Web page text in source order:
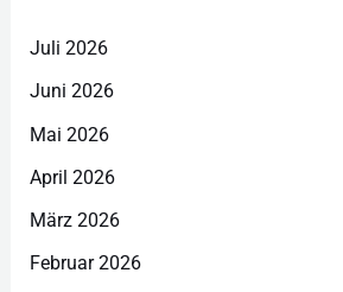
Juli 2026
Juni 2026
Mai 2026
April 2026
März 2026
Februar 2026